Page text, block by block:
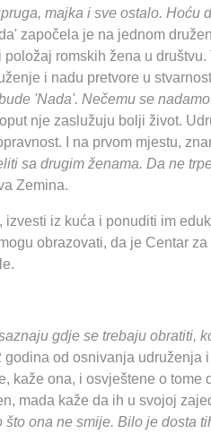
majka i sve ostalo. Hoću
započela je na jednom
romskih žena u društvu.
i nadu pretvore u
'Nada'. Nečemu se
nje zaslužuju bolji život.
I na prvom mjestu,
sa drugim ženama. Da ne
Zemina.
iz kuća i ponuditi im
obrazovati, da je Centar
gdje se trebaju obratiti,
od osnivanja udruženja
kaže ona, i osvještene o tome
mada kaže da ih u svojoj
ona ne smije. Bilo je dosta